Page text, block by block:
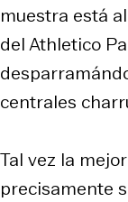
muestra está
del Athletico
centrales
Tal vez la
precisamente